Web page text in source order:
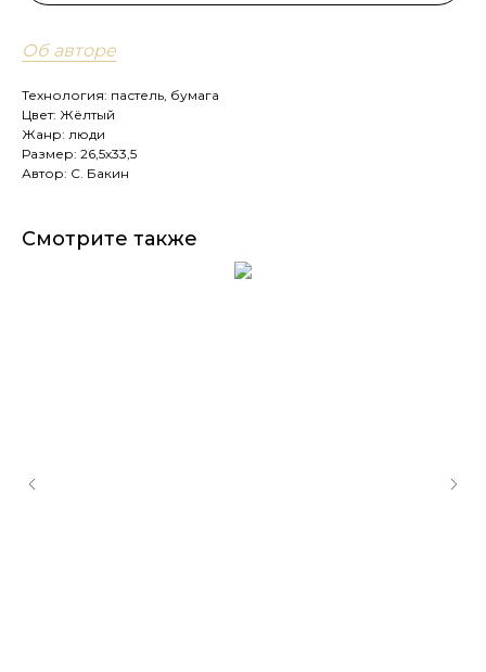
Об авторе
Технология: пастель, бумага
Цвет: Жёлтый
Жанр: люди
Размер: 26,5х33,5
Автор: С. Бакин
Смотрите также